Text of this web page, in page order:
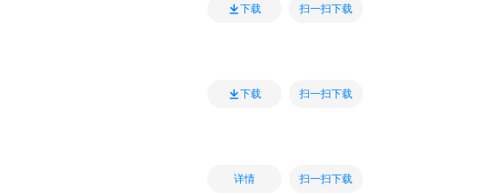
下载 扫一扫下载
下载 扫一扫下载
详情 扫一扫下载